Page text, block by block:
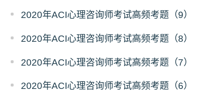
2020年ACI心理咨询师考试高频考题（9）
2020年ACI心理咨询师考试高频考题（8）
2020年ACI心理咨询师考试高频考题（7）
2020年ACI心理咨询师考试高频考题（6）